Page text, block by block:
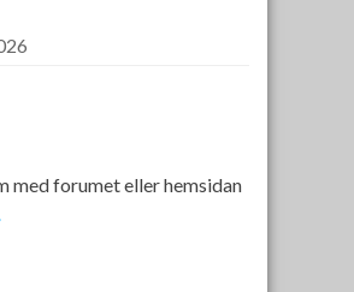
med forumet eller hemsidan